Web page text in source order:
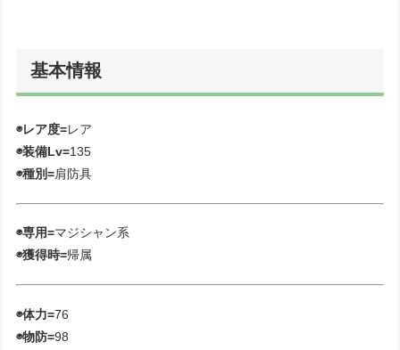
基本情報
◉レア度=レア
◉装備Lv=135
◉種別=肩防具
◉専用=マジシャン系
◉獲得時=帰属
◉体力=76
◉物防=98